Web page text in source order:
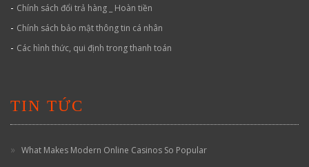
- Chính sách đổi trả hàng _ Hoàn tiền
- Chính sách bảo mật thông tin cá nhân
- Các hình thức, qui định trong thanh toán
TIN TỨC
What Makes Modern Online Casinos So Popular